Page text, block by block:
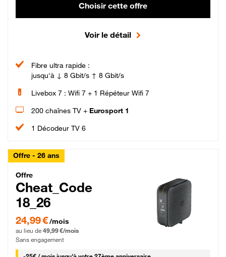
Choisir cette offre
Voir le détail
Fibre ultra rapide :
jusqu'à ↓ 8 Gbit/s ↑ 8 Gbit/s
Livebox 7 : Wifi 7 + 1 Répéteur Wifi 7
200 chaînes TV + Eurosport 1
1 Décodeur TV 6
Offre - 26 ans
Cheat_Code Fibre_18_26
Offre
Cheat_Code
18_26
24,99 € par mois pendant 0 mois puis 49,99 € par mois, Sans engagement
24,99 €/mois
au lieu de 49,99 €/mois
Sans engagement